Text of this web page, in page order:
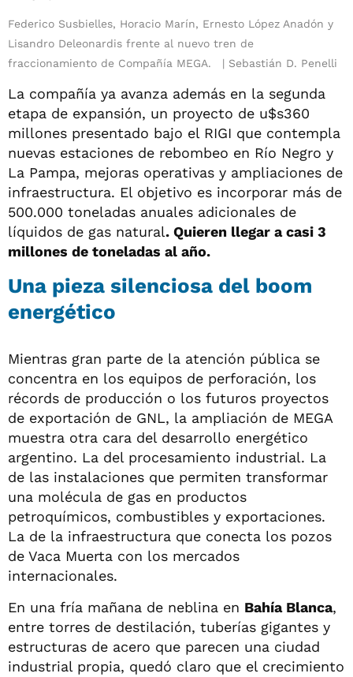
Federico Susbielles, Horacio Marín, Ernesto López Anadón y
Lisandro Deleonardis frente al nuevo tren de
fraccionamiento de Compañía MEGA.
Sebastián D. Penelli
La compañía ya avanza además en la segunda
etapa de expansión, un proyecto de u$s360
millones presentado bajo el RIGI que contempla
nuevas estaciones de rebombeo en Río Negro y
La Pampa, mejoras operativas y ampliaciones de
infraestructura. El objetivo es incorporar más de
500.000 toneladas anuales adicionales de
líquidos de gas natural. Quieren llegar a casi 3
millones de toneladas al año.
Una pieza silenciosa del boom
energético
Mientras gran parte de la atención pública se
concentra en los equipos de perforación, los
récords de producción o los futuros proyectos
de exportación de GNL, la ampliación de MEGA
muestra otra cara del desarrollo energético
argentino. La del procesamiento industrial. La
de las instalaciones que permiten transformar
una molécula de gas en productos
petroquímicos, combustibles y exportaciones.
La de la infraestructura que conecta los pozos
de Vaca Muerta con los mercados
internacionales.
En una fría mañana de neblina en Bahía Blanca,
entre torres de destilación, tuberías gigantes y
estructuras de acero que parecen una ciudad
industrial propia, quedó claro que el crecimiento